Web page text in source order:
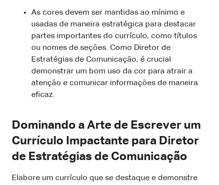
As cores devem ser mantidas ao mínimo e
usadas de maneira estratégica para destacar
partes importantes do currículo, como títulos
ou nomes de seções. Como Diretor de
Estratégias de Comunicação, é crucial
demonstrar um bom uso da cor para atrair a
atenção e comunicar informações de maneira
eficaz.
Dominando a Arte de Escrever um
Currículo Impactante para Diretor
de Estratégias de Comunicação
Elabore um currículo que se destaque e demonstre